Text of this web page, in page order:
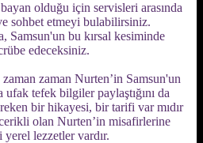
olduğu için servisleri arasında
sohbet etmeyi bulabilirsiniz.
Samsun'un bu kırsal kesiminde
edeceksiniz.
zaman Nurten’in Samsun'un
tefek bilgiler paylaştığını da
bir hikayesi, bir tarifi var mıdır
olan Nurten’in misafirlerine
yerel lezzetler vardır.